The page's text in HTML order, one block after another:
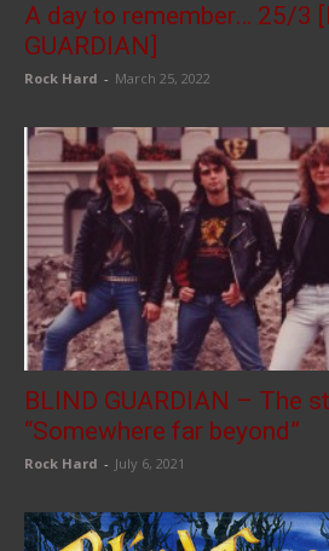
A day to remember… 25/3
GUARDIAN]
Rock Hard - March 25, 2022
BLIND GUARDIAN – The
“Somewhere far beyond”
Rock Hard - July 6, 2021